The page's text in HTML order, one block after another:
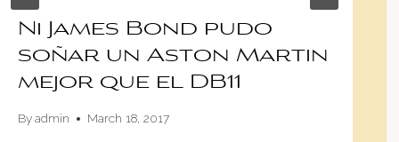
Ni James Bond pudo
soñar un Aston Martin
mejor que el DB11
Byadmin March 18, 2017